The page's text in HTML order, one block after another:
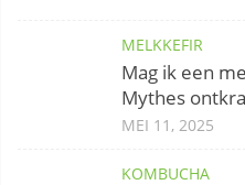
MELKKEFIR
Mag ik een
Mythes
MEI 11, 2025
KOMBUCHA